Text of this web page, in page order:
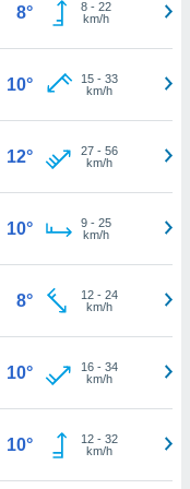
8° 8- 22
km/h
10° 15- 33
km/h
12° 27- 56
km/h
10° 9- 25
km/h
8° 12- 24
km/h
10° 16- 34
km/h
10° 12- 32
km/h